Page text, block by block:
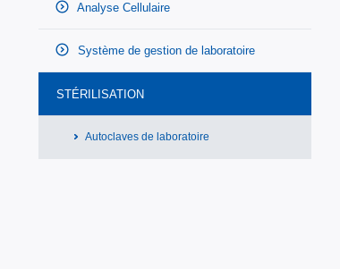
Analyse Cellulaire
Système de gestion de laboratoire
STÉRILISATION
Autoclaves de laboratoire